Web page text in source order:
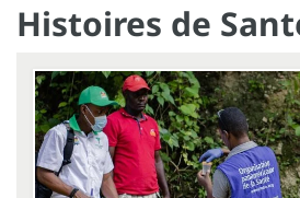
Histoires de